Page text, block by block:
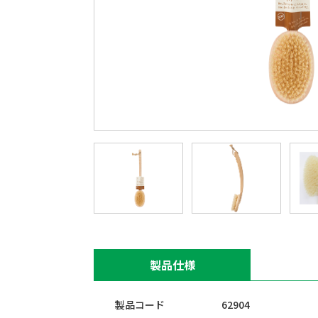
製品仕様
製品コード 62904